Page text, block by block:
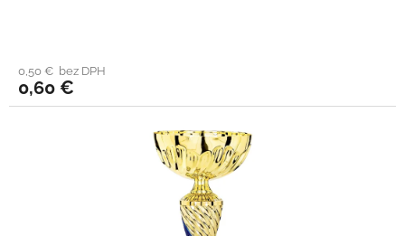
0,50 € bez DPH
0,60 €